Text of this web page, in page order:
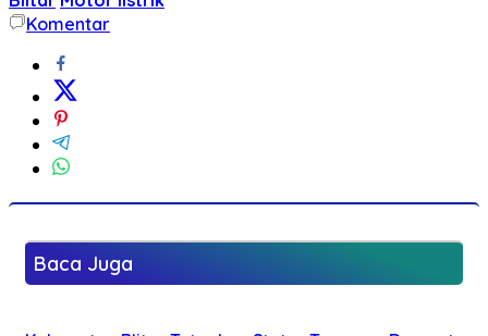
Komentar
Baca Juga